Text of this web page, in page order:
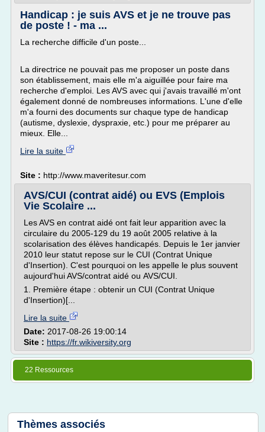
Handicap : je suis AVS et je ne trouve pas
de poste ! - ma ...
La recherche difficile d'un poste...
La directrice ne pouvait pas me proposer un poste dans
son établissement, mais elle m'a aiguillée pour faire ma
recherche d'emploi. Les AVS avec qui j'avais travaillé m'ont
également donné de nombreuses informations. L'une d'elle
m'a fourni des documents sur chaque type de handicap
(autisme, dyslexie, dyspraxie, etc.) pour me préparer au
mieux. Elle...
Lire la suite
Site : http://www.maveritesur.com
AVS/CUI (contrat aidé) ou EVS (Emplois
Vie Scolaire ...
Les AVS en contrat aidé ont fait leur apparition avec la
circulaire du 2005-129 du 19 août 2005 relative à la
scolarisation des élèves handicapés. Depuis le 1er janvier
2010 leur statut repose sur le CUI (Contrat Unique
d'Insertion). C'est pourquoi on les appelle le plus souvent
aujourd'hui AVS/contrat aidé ou AVS/CUI.
1. Première étape : obtenir un CUI (Contrat Unique
d'Insertion)[...
Lire la suite
Date: 2017-08-26 19:00:14
Site : https://fr.wikiversity.org
22 Ressources
Thèmes associés